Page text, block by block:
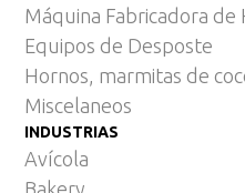
Máquina Fabricadora de
Equipos de Desposte
Hornos, marmitas de
Miscelaneos
INDUSTRIAS
Avícola
Bakery